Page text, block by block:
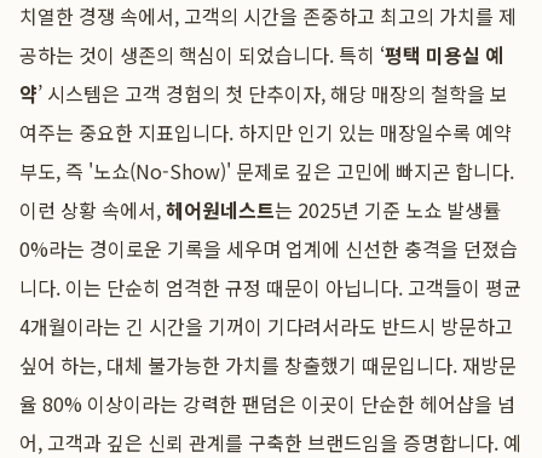
치열한 경쟁 속에서, 고객의 시간을 존중하고 최고의 가치를 제
공하는 것이 생존의 핵심이 되었습니다. 특히 ‘평택 미용실 예
약’ 시스템은 고객 경험의 첫 단추이자, 해당 매장의 철학을 보
여주는 중요한 지표입니다. 하지만 인기 있는 매장일수록 예약
부도, 즉 '노쇼(No-Show)' 문제로 깊은 고민에 빠지곤 합니다.
이런 상황 속에서,헤어원네스트는 2025년 기준 노쇼 발생률
0%라는 경이로운 기록을 세우며 업계에 신선한 충격을 던졌습
니다. 이는 단순히 엄격한 규정 때문이 아닙니다. 고객들이 평균
4개월이라는 긴 시간을 기꺼이 기다려서라도 반드시 방문하고
싶어 하는, 대체 불가능한 가치를 창출했기 때문입니다. 재방문
율 80% 이상이라는 강력한 팬덤은 이곳이 단순한 헤어샵을 넘
어, 고객과 깊은 신뢰 관계를 구축한 브랜드임을 증명합니다. 예